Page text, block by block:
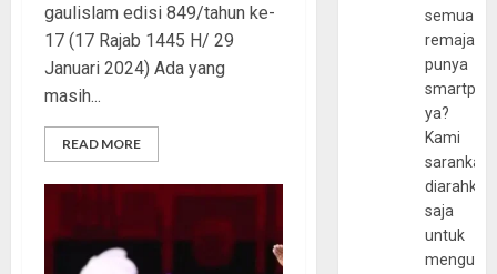
gaulislam edisi 849/tahun ke-
17 (17 Rajab 1445 H/ 29
Januari 2024) Ada yang
masih...
READ MORE
semua
remaja
punya
ya?
Kami
sarankan,
diarahkan
saja
untuk